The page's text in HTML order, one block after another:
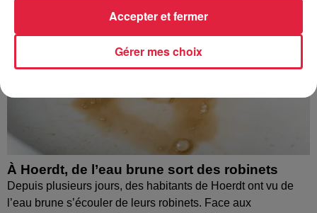
À Hoerdt, de l’eau brune sort des robinets
Depuis plusieurs jours, des habitants de Hoerdt ont vu de
l’eau brune s’écouler de leurs robinets. Face aux
Gérer mes choix
Accepter et fermer